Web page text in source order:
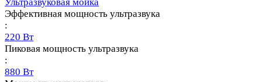
Эффективная мощность ультразвука
:
220 Вт
Пиковая мощность ультразвука
:
880 Вт